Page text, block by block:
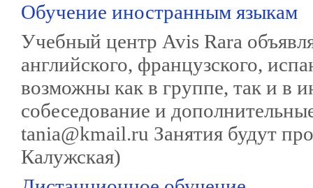
Обучение иностранным языкам
Учебный центр Avis Rara
английского, французского,
возможны как в группе, так и в
собеседование и
tania@kmail.ru Занятия будут
Калужская)